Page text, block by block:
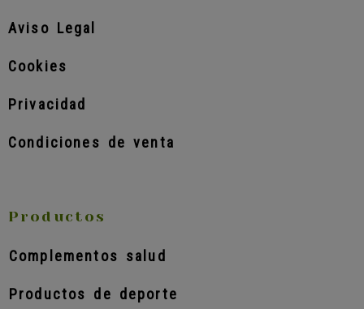
Aviso Legal
Cookies
Privacidad
Condiciones de venta
Productos
Complementos salud
Productos de deporte